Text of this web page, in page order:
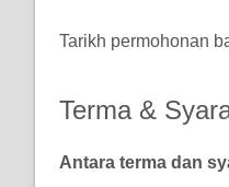
Tarikh permohonan
Terma &
Antara terma dan